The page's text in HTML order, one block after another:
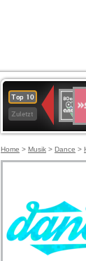
Top 10
Zuletzt
80er
90er
OLDIE
Home > Musik > Dance >